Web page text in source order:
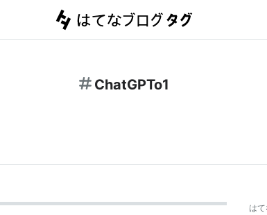
ChatGPTo1
は